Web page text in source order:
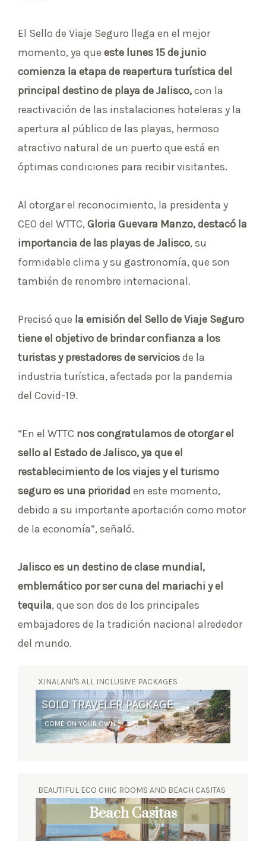
El Sello de Viaje Seguro llega en el mejor
momento, ya que este lunes 15 de junio
comienza la etapa de reapertura turística del
principal destino de playa de Jalisco,con la
reactivación de las instalaciones hoteleras y la
apertura al público de las playas, hermoso
atractivo natural de un puerto que está en
óptimas condiciones para recibir visitantes.
Al otorgar el reconocimiento, la presidenta y
CEO del WTTC, Gloria Guevara Manzo, destacó la
importancia de las playas de Jalisco, su
formidable clima y su gastronomía, que son
también de renombre internacional.
Precisó que la emisión del Sello de Viaje Seguro
tiene el objetivo de brindar confianza a los
turistas y prestadores de serviciosde la
industria turística, afectada por la pandemia
del Covid-19.
“En el WTTC nos congratulamos de otorgar el
sello al Estado de Jalisco, ya que el
restablecimiento de los viajes y el turismo
seguro es una prioridad en este momento,
debido a su importante aportación como motor
de la economía”, señaló.
Jalisco es un destino de clase mundial,
emblemático por ser cuna del mariachi y el
tequila, que son dos de los principales
embajadores de la tradición nacional alrededor
del mundo.
XINALANI'S ALL INCLUSIVE PACKAGES
SOLO TRAVELER PACKAGE
COME ON YOUR OWN
SURF RETREAT
YOGA AND WAVES
BEAUTIFUL ECO CHIC ROOMS AND BEACH CASITAS
Beach Casitas
Eco Chic Suites